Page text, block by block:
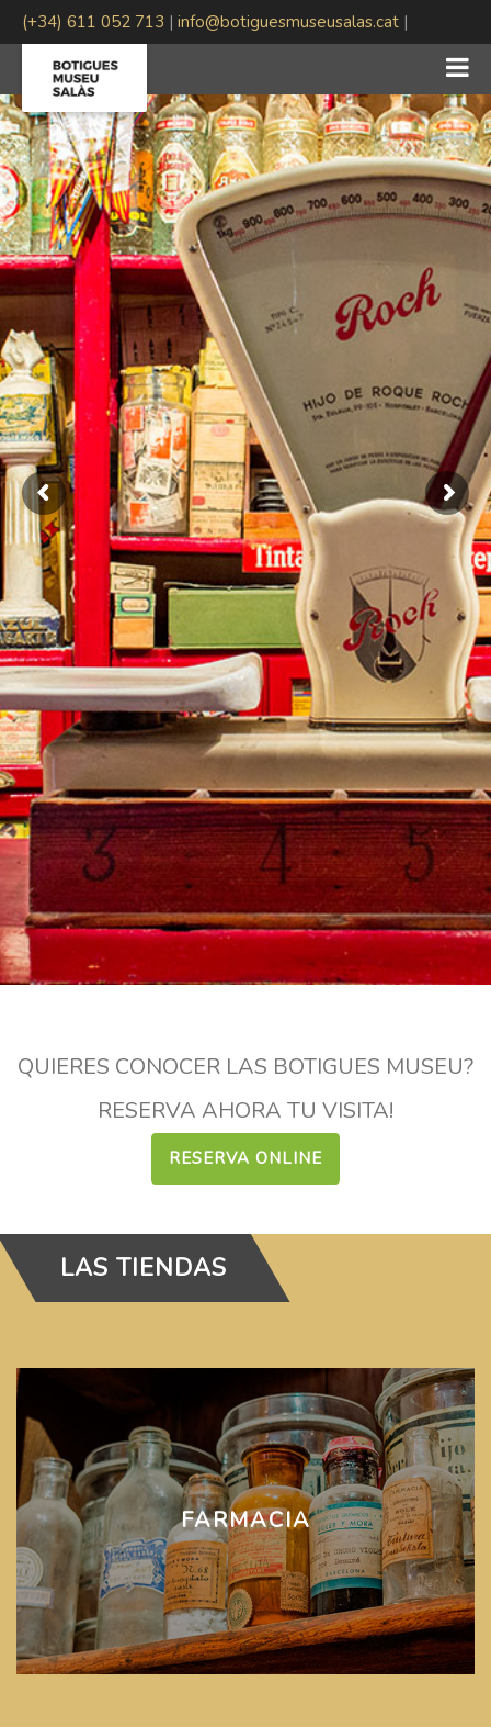
(+34) 611 052 713 | info@botiguesmuseusalas.cat |
#BotiguesMuseuSalas
QUIERES CONOCER LAS BOTIGUES MUSEU?
RESERVA AHORA TU VISITA!
RESERVA ONLINE
LAS TIENDAS
FARMACIA